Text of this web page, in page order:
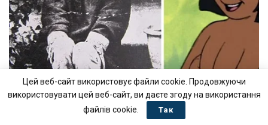
Цей веб-сайт використовує файли cookie. Продовжуючи
використовувати цей веб-сайт, ви даєте згоду на використання
файлів cookie.
Так